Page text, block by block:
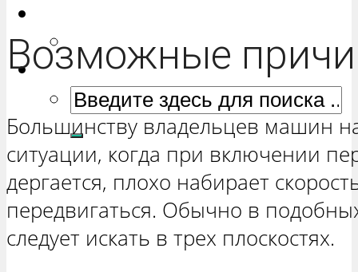
РЕМОНТ ЛАДА ЛАРГУС
Возможные
Большинству владельцев машин
ситуации, когда при включении
дергается, плохо набирает
передвигаться. Обычно в
следует искать в трех плоскостях.